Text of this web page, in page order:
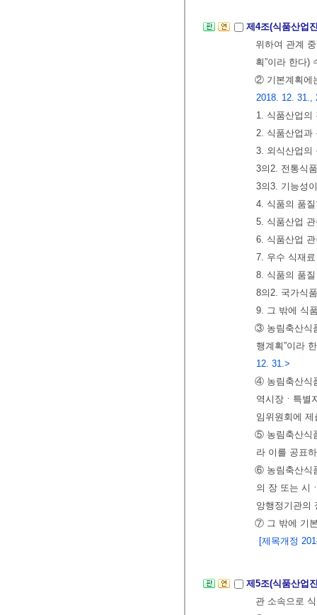
제4조(식품산업
위하여 관계
획”이라 한다)
② 기본계획에
2018. 12. 31.,
1. 식품산업의
2. 식품산업과
3. 외식산업의
3의2. 전통식
3의3. 기능성
4. 식품의 품
5. 식품산업
6. 식품산업
7. 우수 식재
8. 식품의 품
8의2. 국가식
9. 그 밖에 식
③ 농림축산식
행계획”이라
12. 31.>
④ 농림축산식
역시장ㆍ특별
임위원회에
⑤ 농림축산식
라 이를 공표
⑥ 농림축산식
의 장 또는 시
앙행정기관의
⑦ 그 밖에 기
[제목개정
제5조(식품산업
관 소속으로